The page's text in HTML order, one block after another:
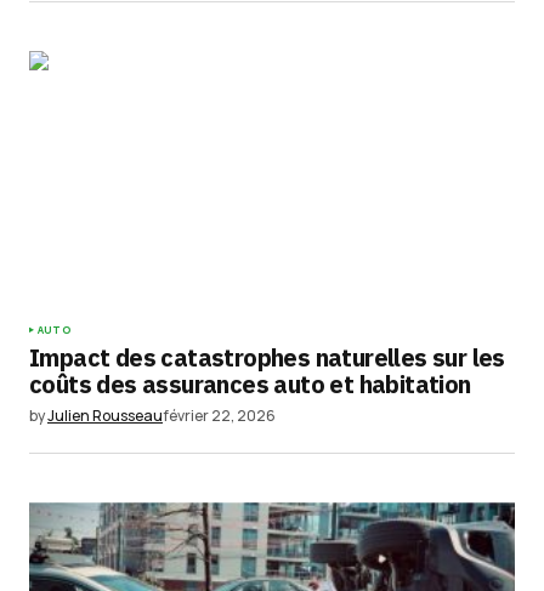
AUTO
Impact des catastrophes naturelles sur les
coûts des assurances auto et habitation
byJulien Rousseaufévrier 22, 2026